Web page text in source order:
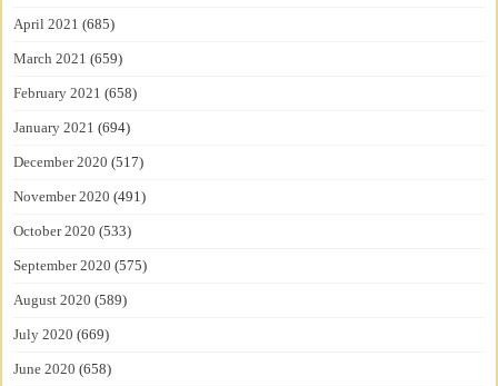
April 2021 (685)
March 2021 (659)
February 2021 (658)
January 2021 (694)
December 2020 (517)
November 2020 (491)
October 2020 (533)
September 2020 (575)
August 2020 (589)
July 2020 (669)
June 2020 (658)